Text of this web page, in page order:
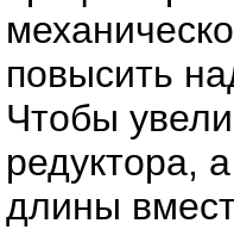
повысить
Чтобы
редуктора,
длины